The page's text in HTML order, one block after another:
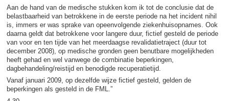
Aan de hand van de medische stukken kom ik tot de conclusie dat de
belastbaarheid van betrokkene in de eerste periode na het incident nihil
is, immers er was sprake van opeenvolgende ziekenhuisopnames. Ook
daarna geldt dat betrokkene voor langere duur, fictief gesteld de periode
van voor en ten tijde van het meerdaagse revalidatietraject (duur tot
december 2008), op medische gronden geen benutbare mogelijkheden
heeft gehad en wel vanwege de combinatie beperkingen,
dagbehandeling/reistijd en benodigde recuperatietijd.
Vanaf januari 2009, op dezelfde wijze fictief gesteld, gelden de
beperkingen als gesteld in de FML.”